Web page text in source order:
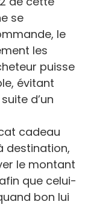
se
le
les
puisse
évitant
d’un
cadeau
destination,
le montant
que celui-
bon lui